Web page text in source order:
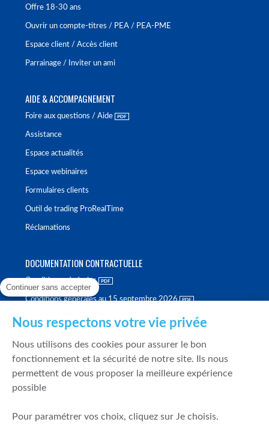
Offre 18-30 ans
Ouvrir un compte-titres / PEA / PEA-PME
Espace client / Accès client
Parrainage / Inviter un ami
AIDE & ACCOMPAGNEMENT
Foire aux questions / Aide
Assistance
Espace actualités
Espace webinaires
Formulaires clients
Outil de trading ProRealTime
Réclamations
DOCUMENTATION CONTRACTUELLE
Conditions générales
Conditions générales au 15 septembre 2026
Politique de meilleure sélection
Politique de durabilité
Fonds de garantie des dépôts et de résolution
Continuer sans accepter
Nous respectons votre vie privée
Nous utilisons des cookies pour assurer le bon
fonctionnement et la sécurité de notre site. Ils nous
permettent de vous proposer la meilleure expérience
possible
Pour paramétrer vos choix, cliquez sur Je choisis.